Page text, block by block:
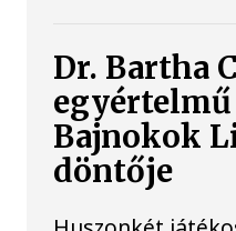
Dr. Bartha
Bajnokok
döntője